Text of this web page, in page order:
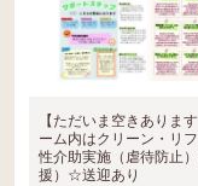
【ただいま空きあり
ーム内はクリーン・リ
性介助実施（虐待防止
援）☆送迎あり